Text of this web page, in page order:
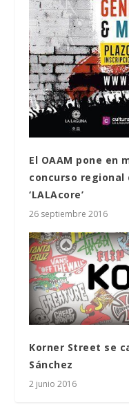
El OAAM pone en
concurso regional
‘LALAcore’
26 septiembre 2016
Korner Street se
Sánchez
2 junio 2016